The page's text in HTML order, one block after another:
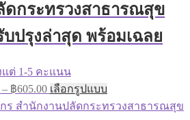
be
chosen
on
the
ดกระทรวงสาธารณสุข
บปรุงล่าสุด พร้อมเฉลย
แต่ 1-5 คะแนน
– ฿605.00Price
range:
฿395.00
เลือกรูปแบบ
product
has